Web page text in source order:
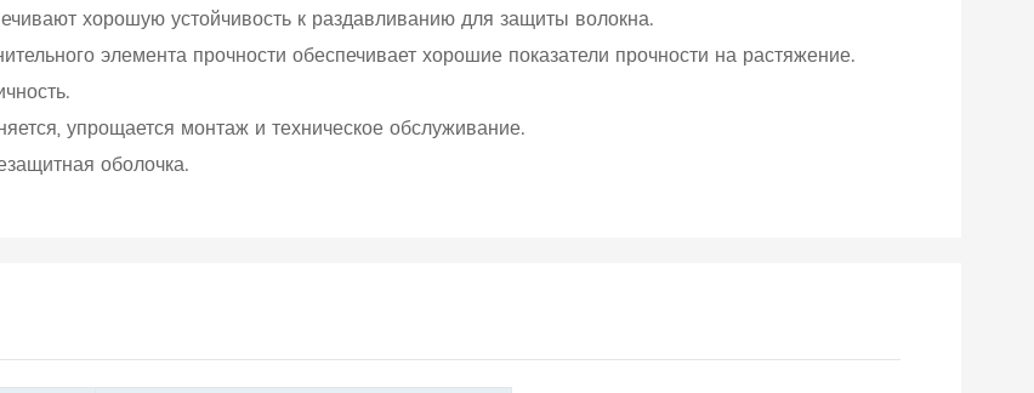
хорошую устойчивость к раздавливанию для защиты волокна.
элемента прочности обеспечивает хорошие показатели прочности на растяжение.
упрощается монтаж и техническое обслуживание.
оболочка.